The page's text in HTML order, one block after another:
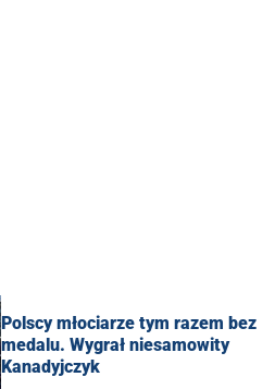
Polscy młociarze tym razem bez
medalu. Wygrał niesamowity
Kanadyjczyk